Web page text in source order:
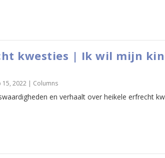
kwesties | Ik wil mijn
15, 2022| Columns
en verhaalt over heikele erfrecht